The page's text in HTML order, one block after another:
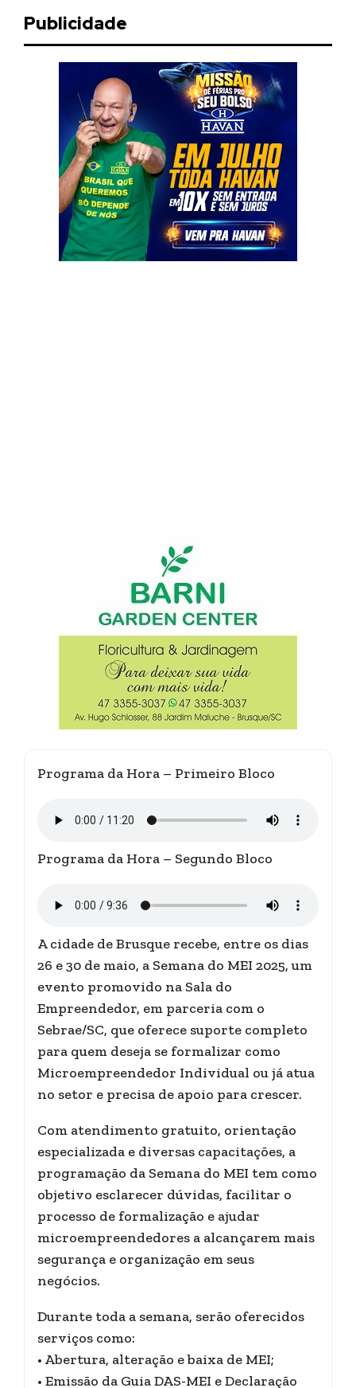
Publicidade
Programa da Hora – Primeiro Bloco
Programa da Hora – Segundo Bloco
A cidade de Brusque recebe, entre os dias
26 e 30 de maio, a Semana do MEI 2025, um
evento promovido na Sala do
Empreendedor, em parceria com o
Sebrae/SC, que oferece suporte completo
para quem deseja se formalizar como
Microempreendedor Individual ou já atua
no setor e precisa de apoio para crescer.
Com atendimento gratuito, orientação
especializada e diversas capacitações, a
programação da Semana do MEI tem como
objetivo esclarecer dúvidas, facilitar o
processo de formalização e ajudar
microempreendedores a alcançarem mais
segurança e organização em seus
negócios.
Durante toda a semana, serão oferecidos
serviços como:
• Abertura, alteração e baixa de MEI;
• Emissão da Guia DAS-MEI e Declaração